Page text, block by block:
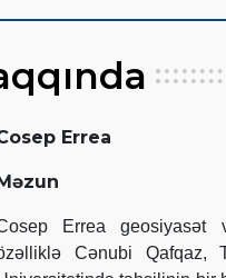
Errea
Məzun
Errea geosiyasət
Cənubi Qafqaz,